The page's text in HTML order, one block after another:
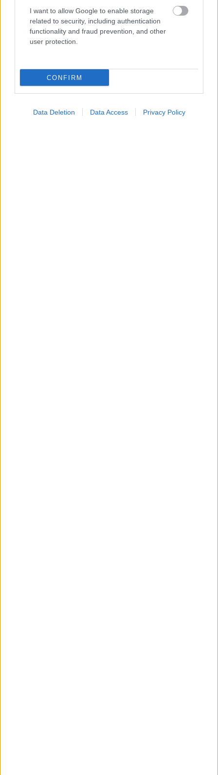
I want to allow Google to enable storage
related to security, including authentication
functionality and fraud prevention, and other
user protection.
CONFIRM
Data Deletion Data Access Privacy Policy
την αντιμετώπιση των σοβαρών ελλείψεων
προσωπικού